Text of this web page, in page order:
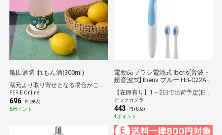
亀田酒造 れもん酒(300ml)
PERIE Online
696 円 (税込)
6ポイント
電動歯ブラシ電池式 Iberis[音波・
超音波式] Iberis ブルー HB-C22AK-
ビックカメラ
443 円 (税込)
4ポイント